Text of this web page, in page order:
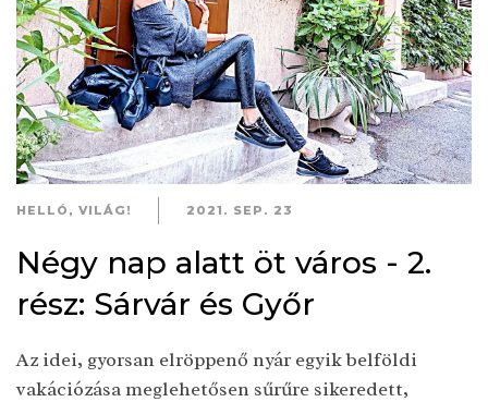
HELLÓ, VILÁG! 2021. SEP. 23
Négy nap alatt öt város - 2.
rész: Sárvár és Győr
Az idei, gyorsan elröppenő nyár egyik belföldi
vakációzása meglehetősen sűrűre sikeredett,